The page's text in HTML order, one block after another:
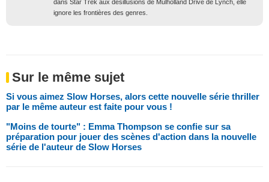
dans Star Trek aux désillusions de Mulholland Drive de Lynch, elle
ignore les frontières des genres.
Sur le même sujet
Si vous aimez Slow Horses, alors cette nouvelle série thriller
par le même auteur est faite pour vous !
"Moins de tourte" : Emma Thompson se confie sur sa
préparation pour jouer des scènes d'action dans la nouvelle
série de l'auteur de Slow Horses